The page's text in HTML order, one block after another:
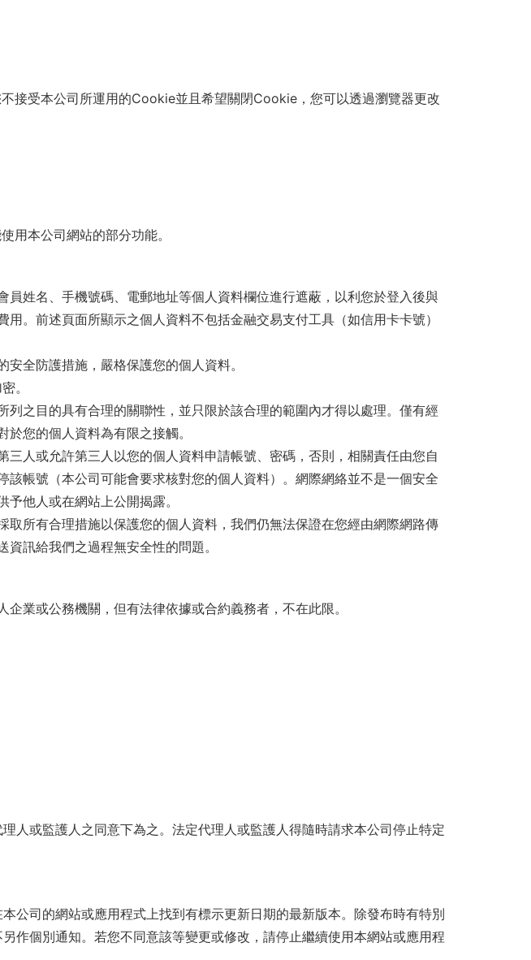
接受本公司所運用的Cookie並且希望關閉Cookie，您可以透過瀏覽器更改
用本公司網站的部分功能。
姓名、手機號碼、電郵地址等個人資料欄位進行遮蔽，以利您於登入後與
。前述頁面所顯示之個人資料不包括金融交易支付工具（如信用卡卡號）
全防護措施，嚴格保護您的個人資料。
。
之目的具有合理的關聯性，並只限於該合理的範圍內才得以處理。僅有經
您的個人資料為有限之接觸。
人或允許第三人以您的個人資料申請帳號、密碼，否則，相關責任由您自
帳號（本公司可能會要求核對您的個人資料）。網際網絡並不是一個安全
他人或在網站上公開揭露。
所有合理措施以保護您的個人資料，我們仍無法保證在您經由網際網路傳
訊給我們之過程無安全性的問題。
業或公務機關，但有法律依據或合約義務者，不在此限。
人或監護人之同意下為之。法定代理人或監護人得隨時請求本公司停止特定
公司的網站或應用程式上找到有標示更新日期的最新版本。除發布時有特別
作個別通知。若您不同意該等變更或修改，請停止繼續使用本網站或應用程